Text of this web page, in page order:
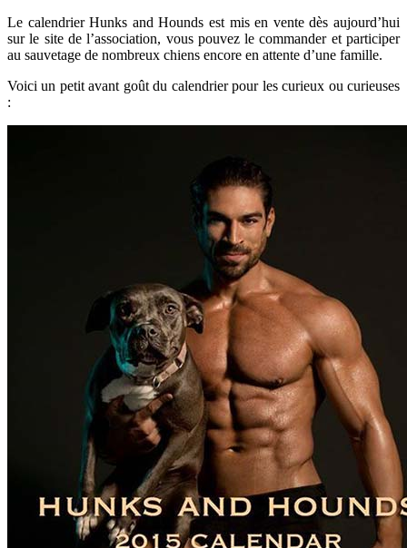
Le calendrier Hunks and Hounds est mis en vente dès aujourd’hui
sur le site de l’association, vous pouvez le commander et participer
au sauvetage de nombreux chiens encore en attente d’une famille.
Voici un petit avant goût du calendrier pour les curieux ou curieuses
: